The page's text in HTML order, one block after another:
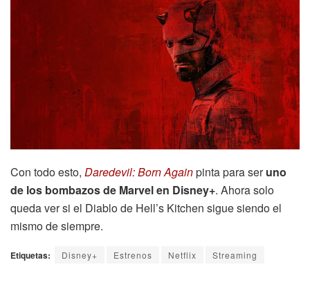
Con todo esto, Daredevil: Born Againpinta para seruno
de los bombazos de Marvel en Disney+. Ahora solo
queda ver si el Diablo de Hell’s Kitchen sigue siendo el
mismo de siempre.
Etiquetas: Disney+ Estrenos Netflix Streaming